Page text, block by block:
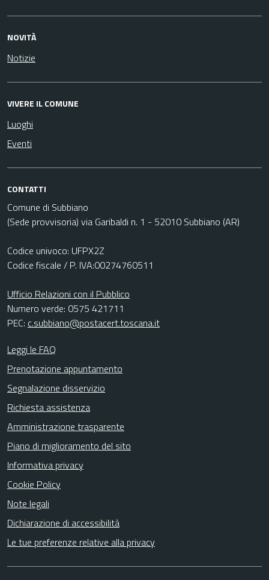
NOVITÀ
Notizie
VIVERE IL COMUNE
Luoghi
Eventi
CONTATTI
Comune di Subbiano
(Sede provvisoria) via Garibaldi n. 1 - 52010 Subbiano (AR)
Codice univoco: UFPX2Z
Codice fiscale / P. IVA:00274760511
Ufficio Relazioni con il Pubblico
Numero verde: 0575 421711
PEC: c.subbiano@postacert.toscana.it
Leggi le FAQ
Prenotazione appuntamento
Segnalazione disservizio
Richiesta assistenza
Amministrazione trasparente
Piano di miglioramento del sito
Informativa privacy
Cookie Policy
Note legali
Dichiarazione di accessibilità
Le tue preferenze relative alla privacy